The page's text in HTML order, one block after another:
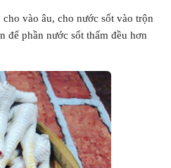
vào âu, cho nước sốt vào trộn
để phần nước sốt thấm đều hơn